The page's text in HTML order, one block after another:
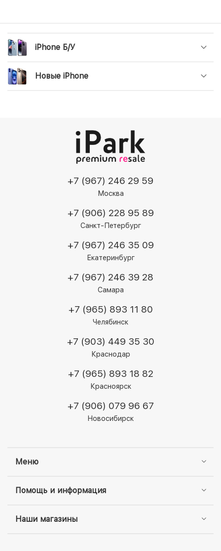
iPhone Б/У
Новые iPhone
Меню
Помощь и информация
Наши магазины
+7 (967) 246 29 59
Москва
+7 (906) 228 95 89
Санкт-Петербург
+7 (967) 246 35 09
Екатеринбург
+7 (967) 246 39 28
Самара
+7 (965) 893 11 80
Челябинск
+7 (903) 449 35 30
Краснодар
+7 (965) 893 18 82
Красноярск
+7 (906) 079 96 67
Новосибирск